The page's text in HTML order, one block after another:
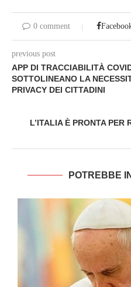
0 comment
previous post
APP DI TRACCIABILITÀ
SOTTOLINEANO LA
PRIVACY DEI CITTADINI
L’ITALIA È PRONTA PER
POTREBBE